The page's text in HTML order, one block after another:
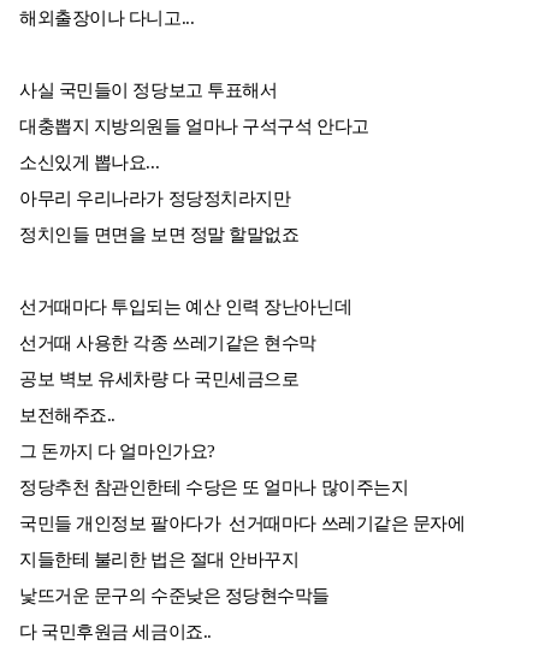
해외출장이나 다니고...
사실 국민들이 정당보고 투표해서
대충뽑지 지방의원들 얼마나 구석구석 안다고
소신있게 뽑나요...
아무리 우리나라가 정당정치라지만
정치인들 면면을 보면 정말 할말없죠
선거때마다 투입되는 예산 인력 장난아닌데
선거때 사용한 각종 쓰레기같은 현수막
공보 벽보 유세차량 다 국민세금으로
보전해주죠..
그 돈까지 다 얼마인가요?
정당추천 참관인한테 수당은 또 얼마나 많이주는지
국민들 개인정보 팔아다가 선거때마다 쓰레기같은 문자에
지들한테 불리한 법은 절대 안바꾸지
낯뜨거운 문구의 수준낮은 정당현수막들
다 국민후원금 세금이죠..